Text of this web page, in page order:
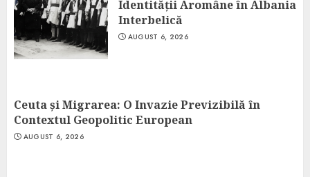
Identității Aromâne în Albania
Interbelică
AUGUST 6, 2026
Ceuta și Migrarea: O Invazie Previzibilă în
Contextul Geopolitic European
AUGUST 6, 2026